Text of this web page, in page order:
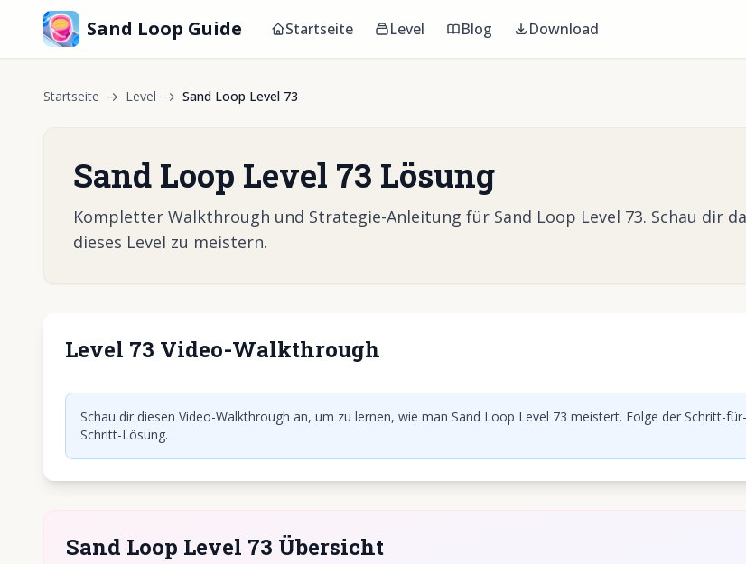
Sand Loop Guide Startseite Level Blog Download
Startseite → Level → Sand Loop Level 73
Sand Loop Level 73 Lösung
Kompletter Walkthrough und Strategie-Anleitung für Sand Loop Level 73. Schau dir
dieses Level zu meistern.
Level 73 Video-WalkthroughKlicken, um Video abzuspielen
Schau dir diesen Video-Walkthrough an, um zu lernen, wie man Sand Loop Level 73 meistert. Folge der Schritt-für-
Schritt-Lösung.
Sand Loop Level 73 Übersicht